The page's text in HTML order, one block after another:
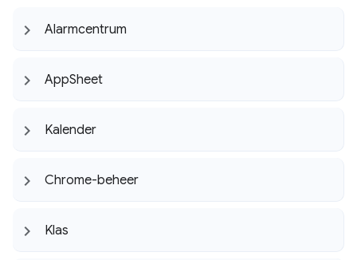
Alarmcentrum
AppSheet
Kalender
Chrome-beheer
Klas